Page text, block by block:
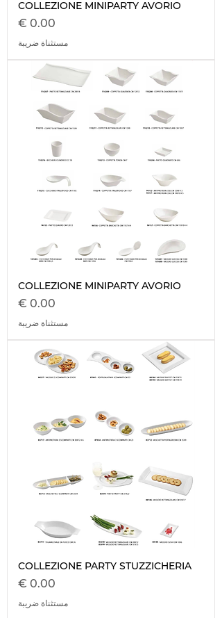
COLLEZIONE MINIPARTY AVORIO
السعر
مستثناة ضريبة
COLLEZIONE MINIPARTY AVORIO
السعر
مستثناة ضريبة
COLLEZIONE PARTY STUZZICHERIA
السعر
مستثناة ضريبة